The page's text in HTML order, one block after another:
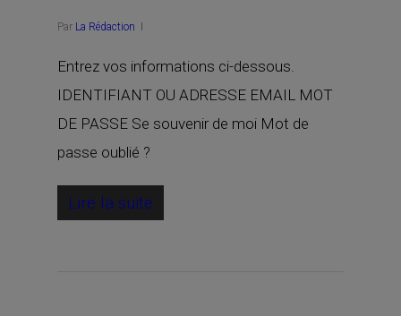
Par La Rédaction
Entrez vos informations ci-dessous.
IDENTIFIANT OU ADRESSE EMAIL MOT
DE PASSE Se souvenir de moi Mot de
passe oublié ?
Lire la suite